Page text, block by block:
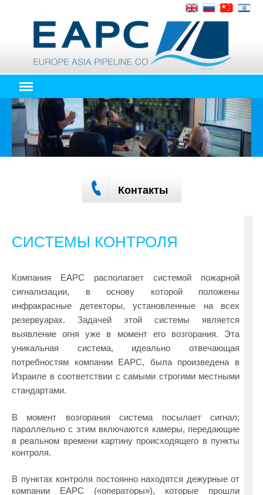
Контакты
СИСТЕМЫ КОНТРОЛЯ
Компания EAPC располагает системой пожарной
сигнализации, в основу которой положены
инфракрасные детекторы, установленные на всех
резервуарах. Задачей этой системы является
выявление огня уже в момент его возгорания. Эта
уникальная система, идеально отвечающая
потребностям компании EAPC, была произведена в
Израиле в соответствии с самыми строгими местными
стандартами.
В момент возгорания система посылает сигнал;
параллельно с этим включаются камеры, передающие
в реальном времени картину происходящего в пункты
контроля.
В пунктах контроля постоянно находятся дежурные от
компании EAPC («операторы»), которые прошли